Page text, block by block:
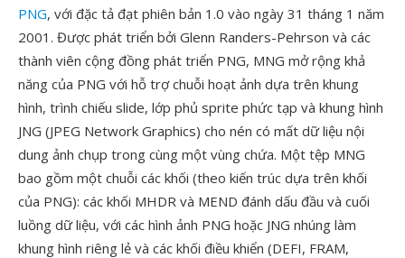
PNG, với đặc tả đạt phiên bản 1.0 vào ngày 31 tháng 1 năm
2001. Được phát triển bởi Glenn Randers-Pehrson và các
thành viên cộng đồng phát triển PNG, MNG mở rộng khả
năng của PNG với hỗ trợ chuỗi hoạt ảnh dựa trên khung
hình, trình chiếu slide, lớp phủ sprite phức tạp và khung hình
JNG (JPEG Network Graphics) cho nén có mất dữ liệu nội
dung ảnh chụp trong cùng một vùng chứa. Một tệp MNG
bao gồm một chuỗi các khối (theo kiến trúc dựa trên khối
của PNG): các khối MHDR và MEND đánh dấu đầu và cuối
luồng dữ liệu, với các hình ảnh PNG hoặc JNG nhúng làm
khung hình riêng lẻ và các khối điều khiển (DEFI, FRAM,